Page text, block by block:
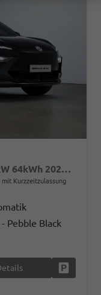
Luxury Long Range 231PS/170kW 64kWh 2025 | +7-Jahre/150.000km Werksgarantie
mit Kurzzeitzulassung
- Pebble Black